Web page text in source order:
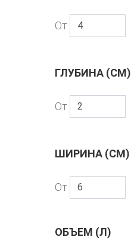
От
ГЛУБИНА (СМ)
От
ШИРИНА (СМ)
От
ОБЪЕМ (Л)